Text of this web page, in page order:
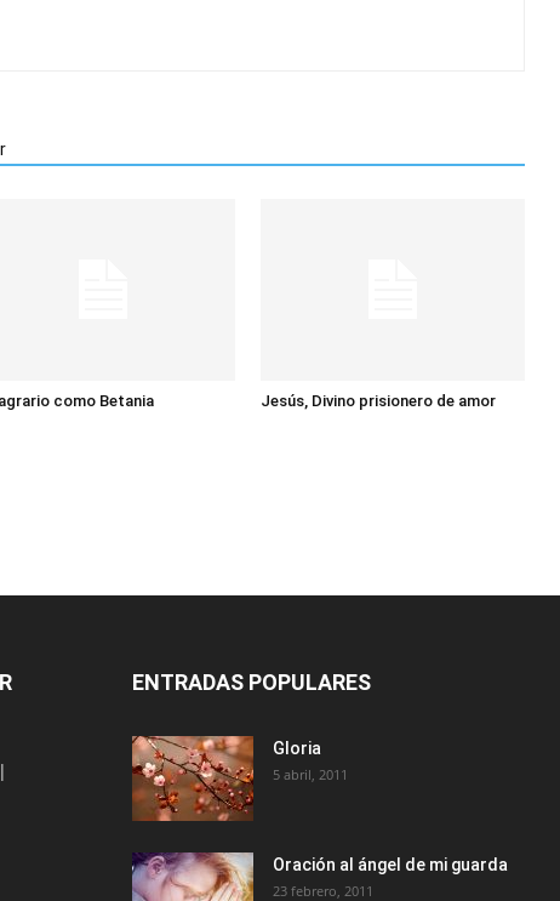
como Betania Jesús, Divino prisionero de amor
|
ENTRADAS POPULARES
Gloria
5 abril, 2011
Oración al ángel de mi guarda
23 febrero, 2011